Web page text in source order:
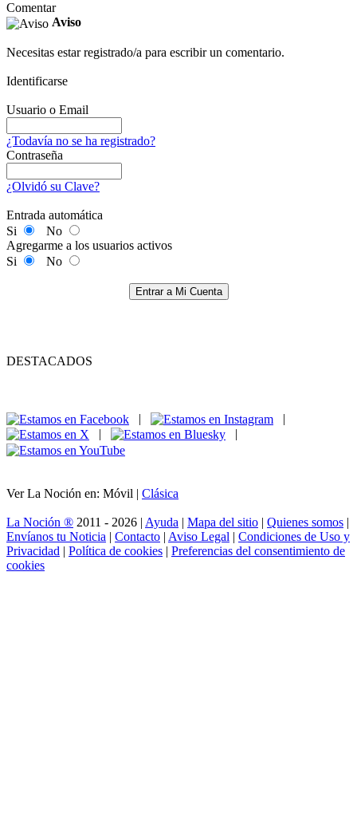
Comentar
Aviso
Necesitas estar registrado/a para escribir un comentario.
Identificarse
Usuario o Email
¿Todavía no se ha registrado?
Contraseña
¿Olvidó su Clave?
Entrada automática
Si
No
Agregarme a los usuarios activos
Si
No
Entrar a Mi Cuenta
DESTACADOS
|
|
|
|
Ver La Noción en: Móvil | Clásica
La Noción ® 2011 - 2026 | Ayuda | Mapa del sitio | Quienes somos |
Envíanos tu Noticia | Contacto | Aviso Legal | Condiciones de Uso y
Privacidad | Política de cookies | Preferencias del consentimiento de
cookies